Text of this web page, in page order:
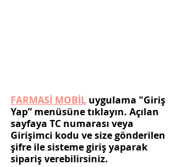
FARMASİ MOBİL uygulama "Giriş
Yap” menüsüne tıklayın. Açılan
sayfaya TC numarası veya
Girişimci kodu ve size gönderilen
şifre ile sisteme giriş yaparak
sipariş verebilirsiniz.